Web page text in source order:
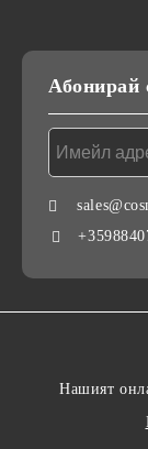
Абонирай
Нашият